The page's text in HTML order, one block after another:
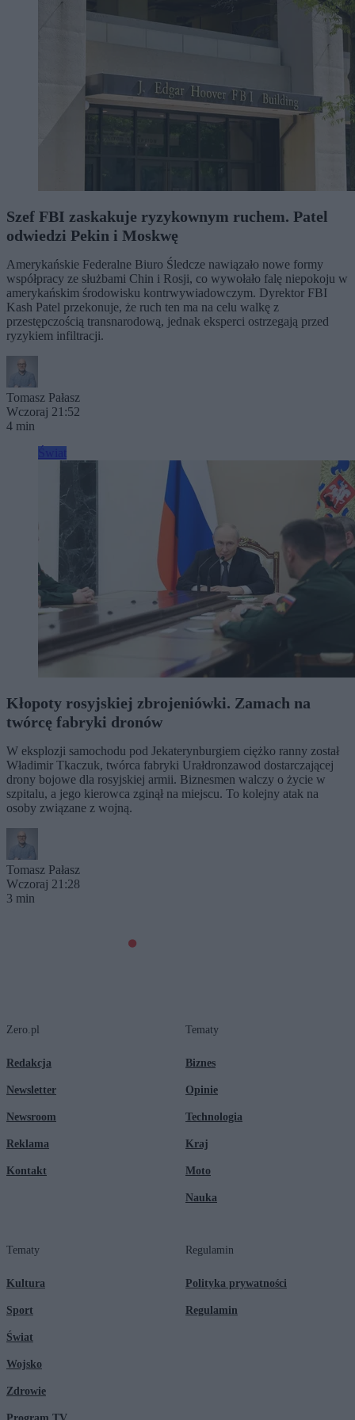
Szef FBI zaskakuje ryzykownym ruchem. Patel
odwiedzi Pekin i Moskwę
Amerykańskie Federalne Biuro Śledcze nawiązało nowe formy
współpracy ze służbami Chin i Rosji, co wywołało falę niepokoju w
amerykańskim środowisku kontrwywiadowczym. Dyrektor FBI
Kash Patel przekonuje, że ruch ten ma na celu walkę z
przestępczością transnarodową, jednak eksperci ostrzegają przed
ryzykiem infiltracji.
Tomasz Pałasz
Wczoraj 21:52
4 min
Kłopoty rosyjskiej zbrojeniówki. Zamach na
twórcę fabryki dronów
W eksplozji samochodu pod Jekaterynburgiem ciężko ranny został
Władimir Tkaczuk, twórca fabryki Urałdronzawod dostarczającej
drony bojowe dla rosyjskiej armii. Biznesmen walczy o życie w
szpitalu, a jego kierowca zginął na miejscu. To kolejny atak na
osoby związane z wojną.
Tomasz Pałasz
Wczoraj 21:28
3 min
Zero.pl
Redakcja
Newsletter
Newsroom
Reklama
Kontakt
Tematy
Biznes
Opinie
Technologia
Kraj
Moto
Nauka
Tematy
Kultura
Sport
Świat
Wojsko
Zdrowie
Regulamin
Polityka prywatności
Regulamin